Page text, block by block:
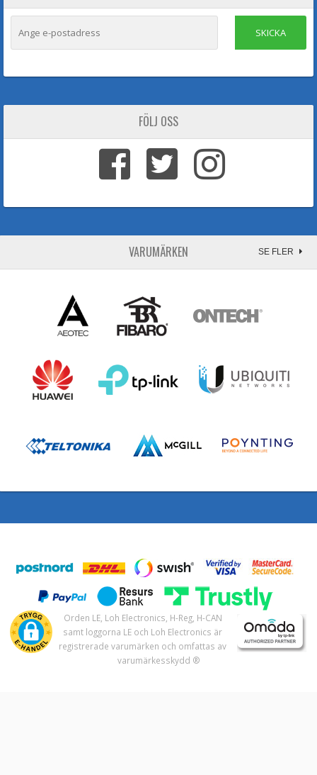
SKICKA
FÖLJ OSS
VARUMÄRKEN SE FLER
Orden LE, Loh Electronics, H-Reg, H-CAN
samt loggorna LE och Loh Electronics är
registrerade varumärken och omfattas av
varumärkesskydd ®